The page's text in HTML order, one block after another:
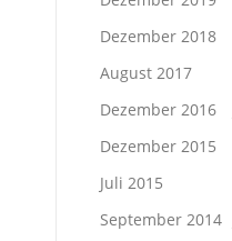
Dezember 2018
August 2017
Dezember 2016
Dezember 2015
Juli 2015
September 2014